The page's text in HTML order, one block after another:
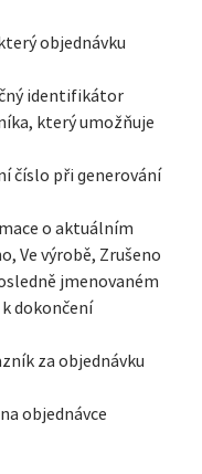
objednávku
identifikátor
který umožňuje
číslo při generování
o aktuálním
Ve výrobě, Zrušeno
jmenovaném
dokončení
za objednávku
objednávce